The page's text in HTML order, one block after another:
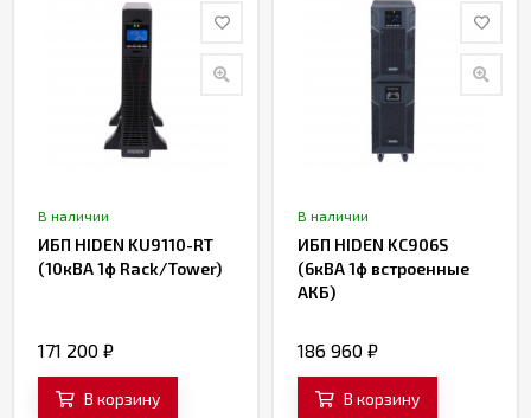
В наличии
ИБП HIDEN KU9110-RT
(10кВА 1ф Rack/Tower)
171 200 ₽
В корзину
В наличии
ИБП HIDEN KC906S
(6кВА 1ф встроенные
АКБ)
186 960 ₽
В корзину